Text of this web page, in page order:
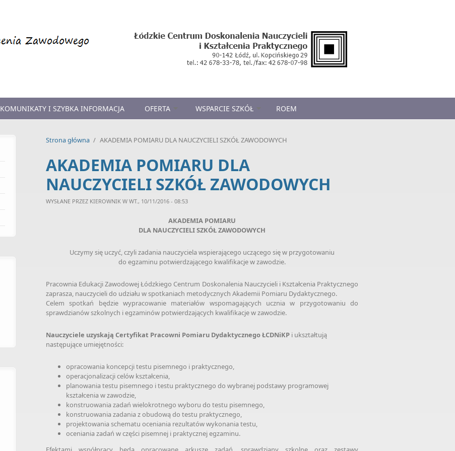
KOMUNIKATY I SZYBKA INFORMACJA OFERTA WSPARCIE SZKÓŁ ROEM
Strona główna / AKADEMIA POMIARU DLA NAUCZYCIELI SZKÓŁ ZAWODOWYCH
AKADEMIA POMIARU DLA
NAUCZYCIELI SZKÓŁ ZAWODOWYCH
WYSŁANE PRZEZ KIEROWNIK W WT., 10/11/2016 - 08:53
AKADEMIA POMIARU
DLA NAUCZYCIELI SZKÓŁ ZAWODOWYCH
Uczymy się uczyć, czyli zadania nauczyciela wspierającego uczącego się w przygotowaniu
do egzaminu potwierdzającego kwalifikacje w zawodzie.
Pracownia Edukacji Zawodowej Łódzkiego Centrum Doskonalenia Nauczycieli i Kształcenia Praktycznego
zaprasza, nauczycieli do udziału w spotkaniach metodycznych Akademii Pomiaru Dydaktycznego.
Celem spotkań będzie wypracowanie materiałów wspomagających ucznia w przygotowaniu do
sprawdzianów szkolnych i egzaminów potwierdzających kwalifikacje w zawodzie.
Nauczyciele uzyskają Certyfikat Pracowni Pomiaru Dydaktycznego ŁCDNiKP i ukształtują
następujące umiejętności:
opracowania koncepcji testu pisemnego i praktycznego,
operacjonalizacji celów kształcenia,
planowania testu pisemnego i testu praktycznego do wybranej podstawy programowej
kształcenia w zawodzie,
konstruowania zadań wielokrotnego wyboru do testu pisemnego,
konstruowania zadania z obudową do testu praktycznego,
projektowania schematu oceniania rezultatów wykonania testu,
oceniania zadań w części pisemnej i praktycznej egzaminu.